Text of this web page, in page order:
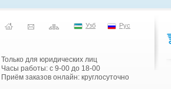
Узб Рус
Только для юридических лиц
Часы работы: с 9-00 до 18-00
Приём заказов онлайн: круглосуточно